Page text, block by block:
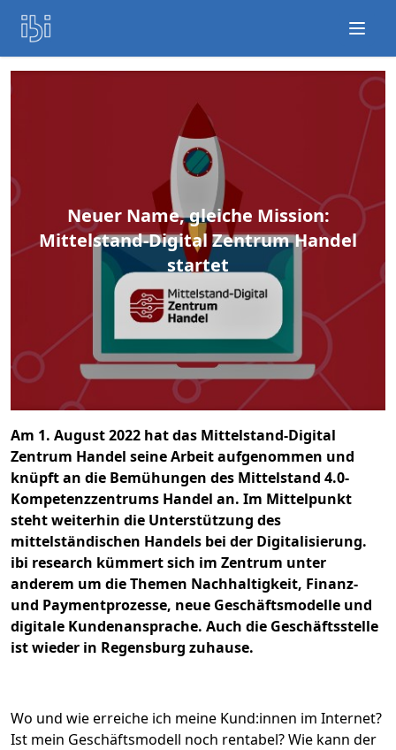
Neuer Name, gleiche Mission:
Mittelstand-Digital Zentrum Handel
startet
Am 1. August 2022 hat das Mittelstand-Digital
Zentrum Handel seine Arbeit aufgenommen und
knüpft an die Bemühungen des Mittelstand 4.0-
Kompetenzzentrums Handel an. Im Mittelpunkt
steht weiterhin die Unterstützung des
mittelständischen Handels bei der Digitalisierung.​
ibi research kümmert sich im Zentrum unter
anderem um die Themen Nachhaltigkeit, Finanz-
und Paymentprozesse, neue Geschäftsmodelle und
digitale Kundenansprache. Auch die Geschäftsstelle
ist wieder in Regensburg zuhause.
Wo und wie erreiche ich meine Kund:innen im Internet?
Ist mein Geschäftsmodell noch rentabel? Wie kann der